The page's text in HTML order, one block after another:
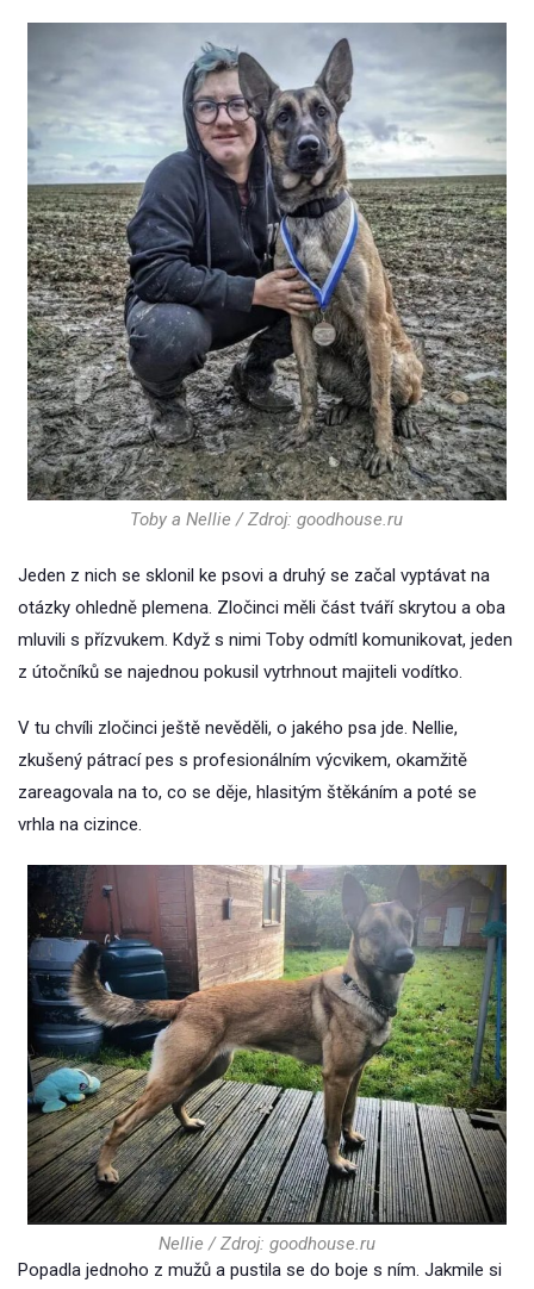
Toby a Nellie / Zdroj: goodhouse.ru
Jeden z nich se sklonil ke psovi a druhý se začal vyptávat na
otázky ohledně plemena. Zločinci měli část tváří skrytou a oba
mluvili s přízvukem. Když s nimi Toby odmítl komunikovat, jeden
z útočníků se najednou pokusil vytrhnout majiteli vodítko.
V tu chvíli zločinci ještě nevěděli, o jakého psa jde. Nellie,
zkušený pátrací pes s profesionálním výcvikem, okamžitě
zareagovala na to, co se děje, hlasitým štěkáním a poté se
vrhla na cizince.
Nellie / Zdroj: goodhouse.ru
Popadla jednoho z mužů a pustila se do boje s ním. Jakmile si